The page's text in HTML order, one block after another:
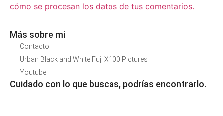
cómo se procesan los datos de tus comentarios.
Más sobre mi
Contacto
Urban Black and White Fuji X100 Pictures
Youtube
Cuidado con lo que buscas, podrías encontrarlo.